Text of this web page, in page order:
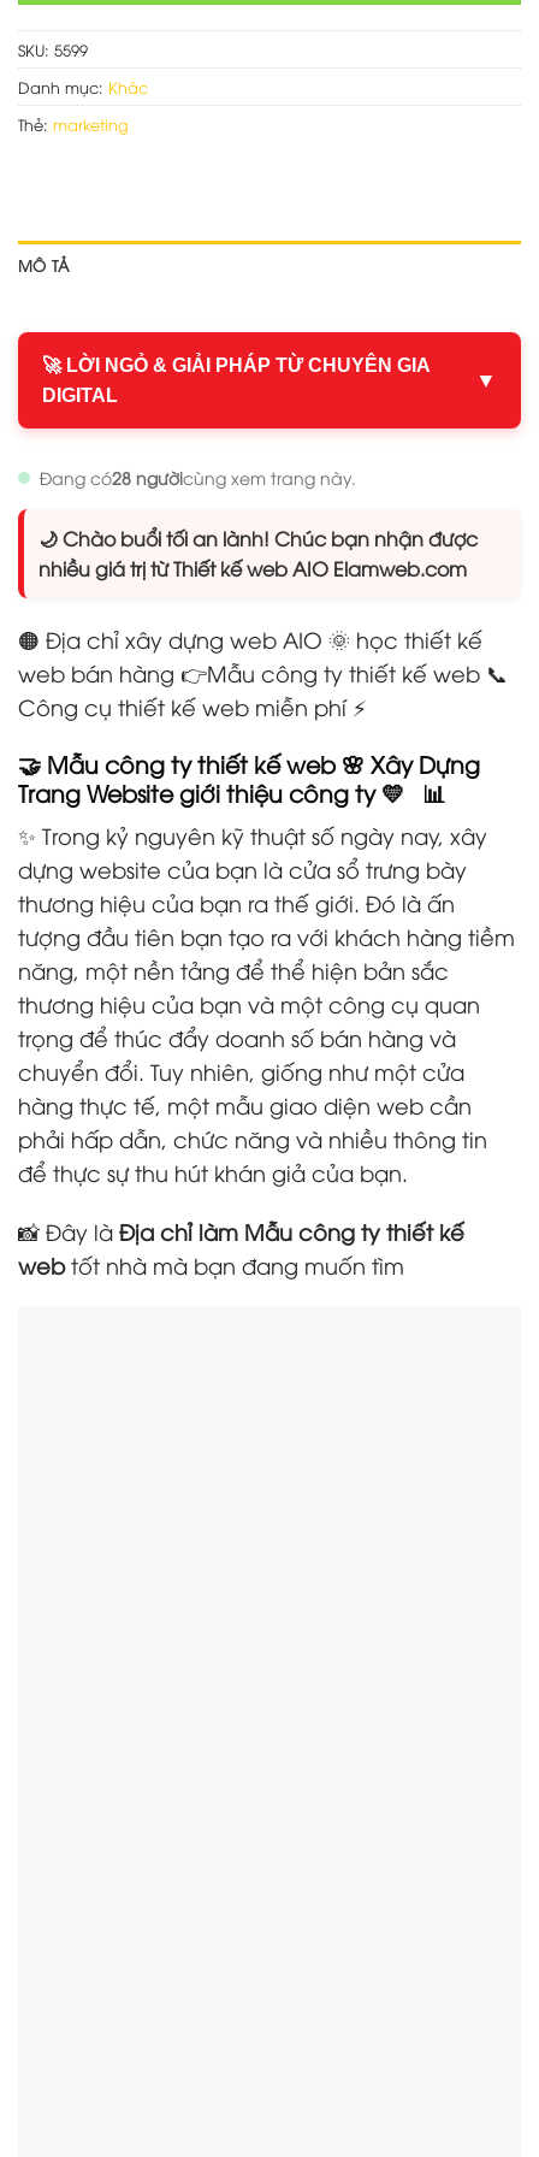
SKU: 5599
Danh mục: Khác
Thẻ: marketing
MÔ TẢ
🚀 LỜI NGỎ & GIẢI PHÁP TỪ CHUYÊN GIA
DIGITAL
▼
Đang có28 ngườicùng xem trang này.
🌙 Chào buổi tối an lành! Chúc bạn nhận được
nhiều giá trị từ Thiết kế web AIO Elamweb.com
🟠 Địa chỉ xây dựng web AIO 🌞 học thiết kế
web bán hàng 👉Mẫu công ty thiết kế web 📞
Công cụ thiết kế web miễn phí ⚡
🤝 Mẫu công ty thiết kế web 🌸 Xây Dựng
Trang Website giới thiệu công ty 💛 📊
✨ Trong kỷ nguyên kỹ thuật số ngày nay, xây
dựng website của bạn là cửa sổ trưng bày
thương hiệu của bạn ra thế giới. Đó là ấn
tượng đầu tiên bạn tạo ra với khách hàng tiềm
năng, một nền tảng để thể hiện bản sắc
thương hiệu của bạn và một công cụ quan
trọng để thúc đẩy doanh số bán hàng và
chuyển đổi. Tuy nhiên, giống như một cửa
hàng thực tế, một mẫu giao diện web cần
phải hấp dẫn, chức năng và nhiều thông tin
để thực sự thu hút khán giả của bạn.
📸 Đây là Địa chỉ làm Mẫu công ty thiết kế
webtốt nhà mà bạn đang muốn tìm